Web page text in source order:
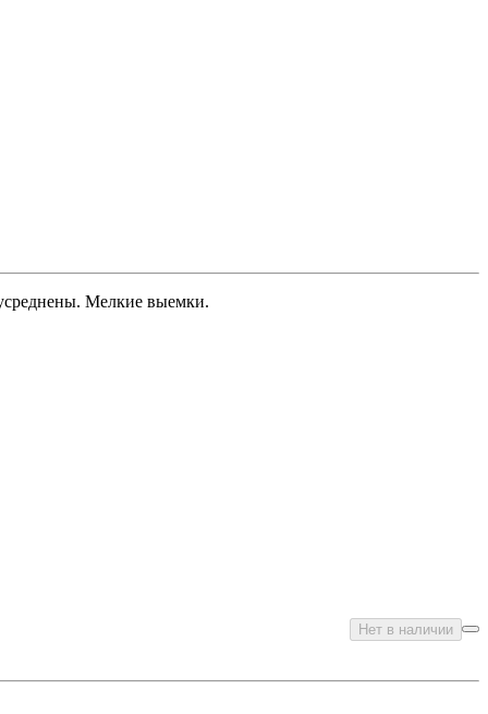
Мелкие выемки.
Нет в наличии